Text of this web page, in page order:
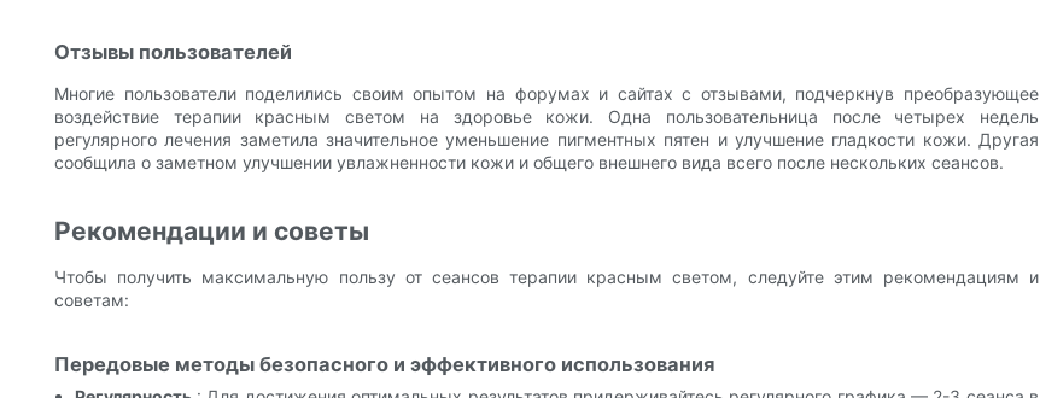
Отзывы пользователей
Многие пользователи поделились своим опытом на форумах и сайтах с отзывами, подчеркнув преобразующее
воздействие терапии красным светом на здоровье кожи. Одна пользовательница после четырех недель
регулярного лечения заметила значительное уменьшение пигментных пятен и улучшение гладкости кожи. Другая
сообщила о заметном улучшении увлажненности кожи и общего внешнего вида всего после нескольких сеансов.
Рекомендации и советы
Чтобы получить максимальную пользу от сеансов терапии красным светом, следуйте этим рекомендациям и
советам:
Передовые методы безопасного и эффективного использования